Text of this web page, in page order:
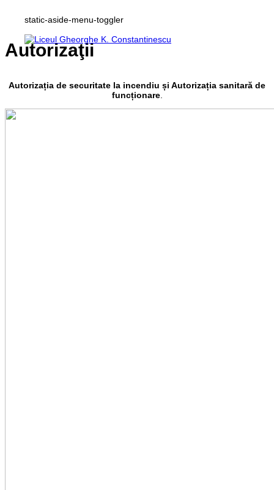
static-aside-menu-toggler
Autorizaţii
Autorizația de securitate la incendiu și Autorizația sanitară de
funcționare.